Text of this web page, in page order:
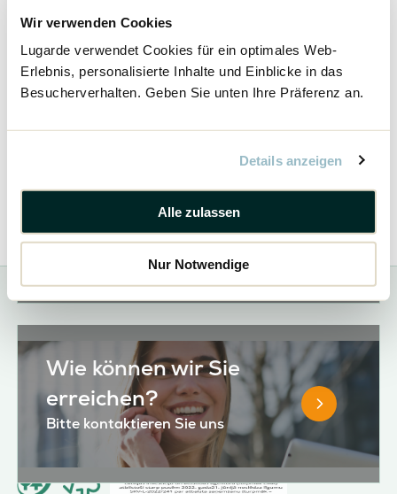
Wir verwenden Cookies
Lugarde verwendet Cookies für ein optimales Web-
Erlebnis, personalisierte Inhalte und Einblicke in das
Besucherverhalten. Geben Sie unten Ihre Präferenz an.
Details anzeigen
Alle zulassen
Nur Notwendige
Teilen
Bestellen Sie unseren neuen
Katalog
unverbindlich den neuen Woodpro Katalog
Wie können wir Sie
erreichen?
Bitte kontaktieren Sie uns